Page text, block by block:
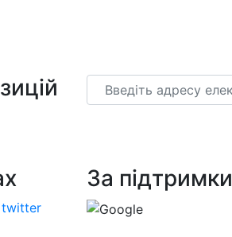
twitter
За підтримки